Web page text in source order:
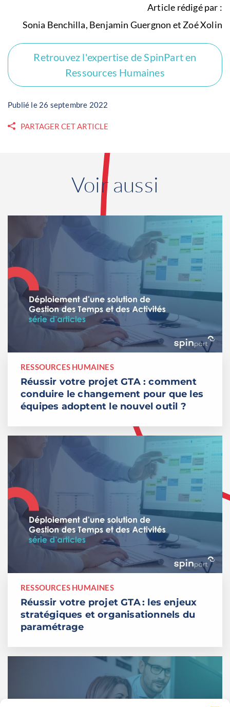
Article rédigé par :
Sonia Benchilla, Benjamin Guergnon et Zoé Xolin
Retrouvez l'expertise de SpinPart en
Ressources Humaines
Publié le 26 septembre 2022
PARTAGER CET ARTICLE
Voir aussi
RESSOURCES HUMAINES
Réussir votre projet GTA : comment
conduire le changement pour que les
équipes adoptent le nouvel outil ?
RESSOURCES HUMAINES
Réussir votre projet GTA : les enjeux
stratégiques et organisationnels du
paramétrage